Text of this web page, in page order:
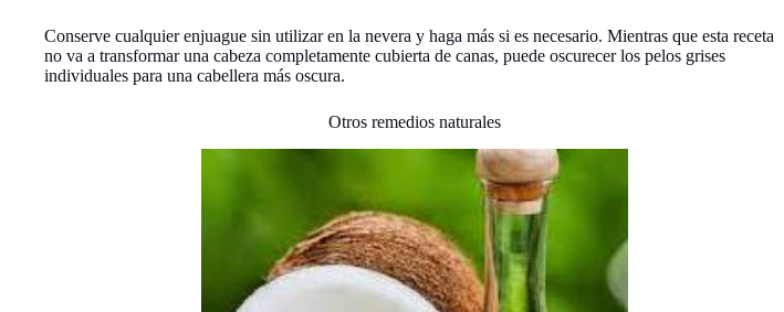
Conserve cualquier enjuague sin utilizar en la nevera y haga más si es necesario. Mientras que esta receta
no va a transformar una cabeza completamente cubierta de canas, puede oscurecer los pelos grises
individuales para una cabellera más oscura.
Otros remedios naturales